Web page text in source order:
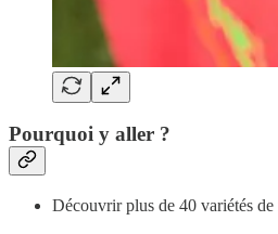
Pourquoi y aller ?
Découvrir plus de 40 variétés de